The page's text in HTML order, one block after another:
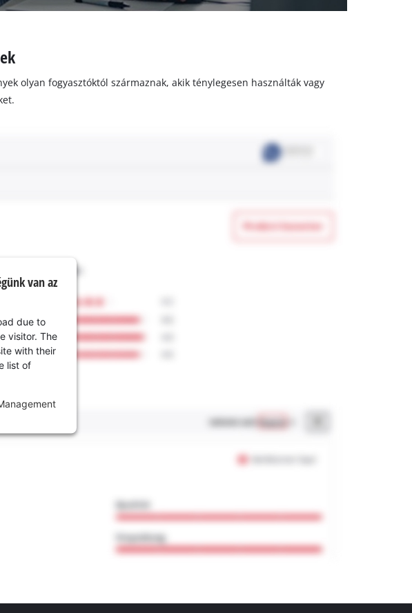
olyan fogyasztóktól származnak, akik ténylegesen használták vagy
van az
due to
visitor. The
with their
list of